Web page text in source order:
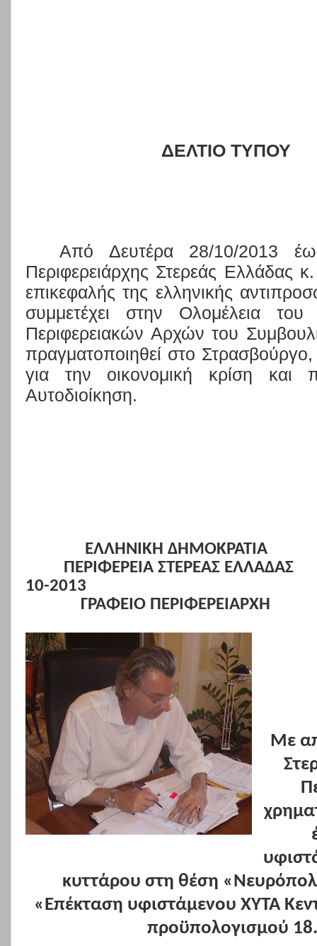
ΔΕΛΤΙΟ ΤΥΠΟΥ
Από Δευτέρα 28/10/2013
Περιφερειάρχης Στερεάς Ελλάδας
επικεφαλής της ελληνικής
συμμετέχει στην Ολομέλεια
Περιφερειακών Αρχών του
πραγματοποιηθεί στο
για την οικονομική κρίση και
Αυτοδιοίκηση.
ΕΛΛΗΝΙΚΗ ΔΗΜΟΚΡΑΤΙΑ
ΠΕΡΙΦΕΡΕΙΑ ΣΤΕΡΕΑΣ ΕΛΛΑΔΑΣ
10-2013
ΓΡΑΦΕΙΟ ΠΕΡΙΦΕΡΕΙΑΡΧΗ
Με
κυττάρου στη θέση
«Επέκταση υφιστάμενου ΧΥΤΑ
προϋπολογισμού